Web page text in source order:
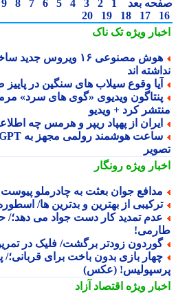
بعد 1
2
3
4
5
6
7
8
9
10
17
18
19
20
ویژهتک ناک
هوش مصنوعی ۱۶ ویروس
اند
وقوع سیلاب های سنگین در پاییز
ویدیوی «گوی های سرد» مرموز
کرد + ویدیو
از پهپاد ریپر و هرمس چه
ویژهرونگار
جوان بعثت به چادرملو پیوست
از بهترین و بدترین ها/ اسطوره
تمدید کار دست جواد می دهد؛/
زودتر برگشت/ فلیک در تمرین
بازی بدون باخت برای قربانی؛/
(عکس)
ویژهاقتصاد آزاد